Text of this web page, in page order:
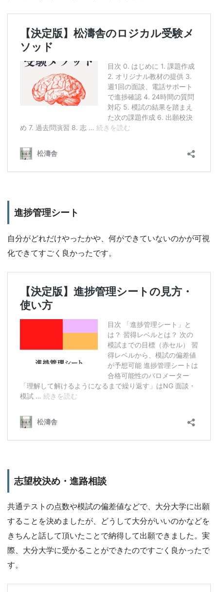
進捗管理シート
自分がどれだけやったかや、何ができていないのかが可視
化できてすごく良かったです。
志望校決め・進路相談
共通テストの点数や模試の偏差値などで、大分大学に出願
することを決めましたが、どうして大分がいいのかなどを
きちんと話して頂いたことで納得して出願できました。実
際、大分大学に受かることができたのですごく良かったで
す。